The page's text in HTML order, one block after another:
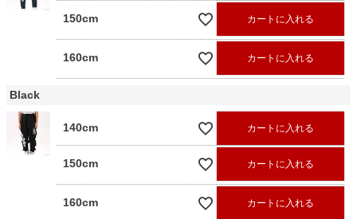
150cm カートに入れる
160cm カートに入れる
Black
140cm カートに入れる
150cm カートに入れる
160cm カートに入れる